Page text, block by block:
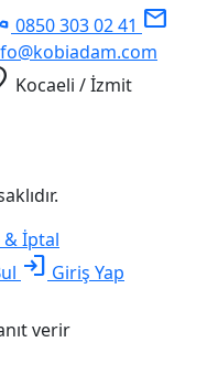
0850 303 02 41 mail
Kocaeli / İzmit
& İptal
login Giriş Yap
verir